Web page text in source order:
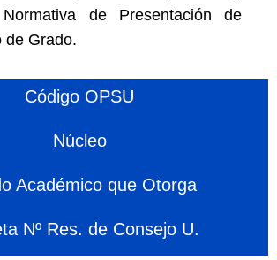
de Presentación de
de Grado.
Código OPSU
Núcleo
Académico que Otorga
Nº Res. de Consejo U.